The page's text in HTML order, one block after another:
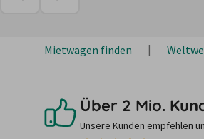
Mietwagen finden
Über 2 Mio.
Unsere Kunden empfehlen